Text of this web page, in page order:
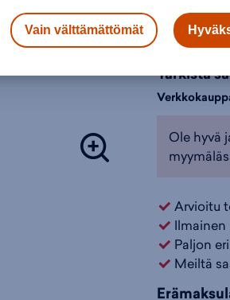
Tarkista
Ole hyvä
Arvioitu
Ilmainen
Paljon
Meiltä
Vain välttämättömät